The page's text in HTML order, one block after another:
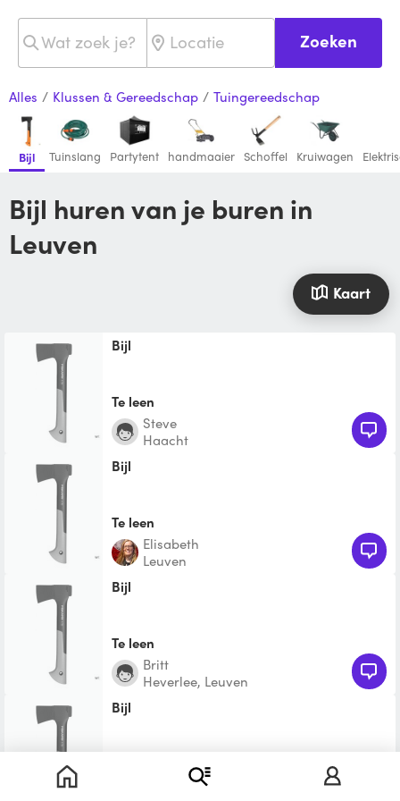
Zoeken
Alles / Klussen & Gereedschap / Tuingereedschap
Bijl Tuinslang Partytent handmaaier Schoffel Kruiwagen
Bijl huren van je buren in
Leuven
Kaart
Bijl
Te leen
Steve
Haacht
Bijl
Te leen
Elisabeth
Leuven
Bijl
Te leen
Britt
Heverlee, Leuven
Bijl